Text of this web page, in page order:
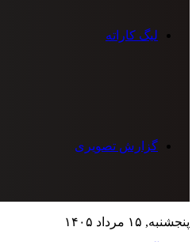
لیگ کاراته
گزارش تصویری
پنجشنبه, ۱۵ مرداد ۱۴۰۵